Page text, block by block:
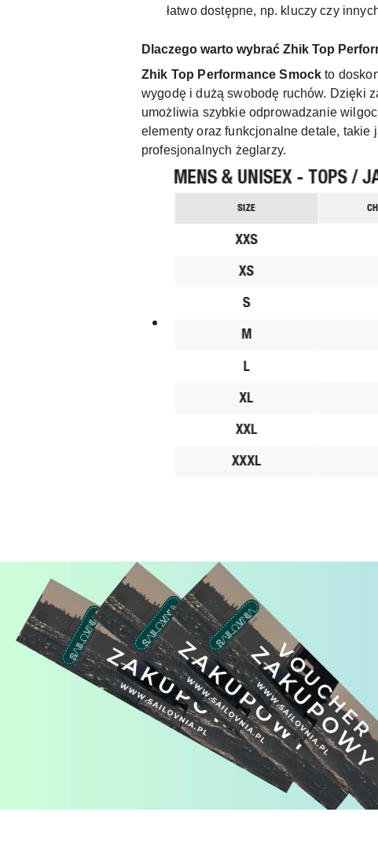
łatwo dostępne, np. kluczy czy
Dlaczego warto wybrać Zhik Top
Zhik Top Performance Smock to
wygodę i dużą swobodę ruchów. Dzięki
umożliwia szybkie odprowadzanie
elementy oraz funkcjonalne detale,
profesjonalnych żeglarzy.